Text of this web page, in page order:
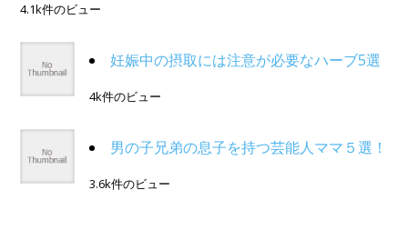
4.1k件のビュー
妊娠中の摂取には注意が必要なハーブ5選
4k件のビュー
男の子兄弟の息子を持つ芸能人ママ５選！
3.6k件のビュー